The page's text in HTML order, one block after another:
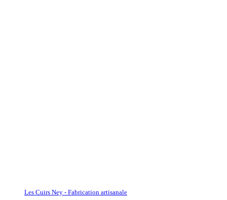
Les Cuirs Ney - Fabrication artisanale